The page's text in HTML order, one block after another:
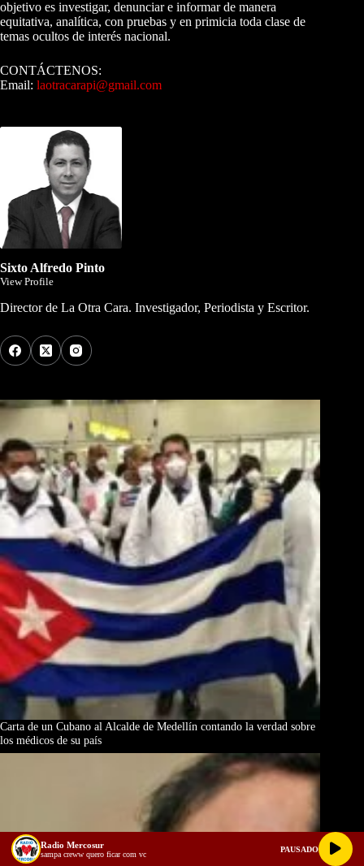
objetivo es investigar, denunciar e informar de manera
equitativa, analítica, con pruebas y en primicia toda clase de
temas ocultos de interés nacional.
CONTÁCTENOS:
Email: laotracarapi@gmail.com
Sixto Alfredo Pinto
View Profile
Director de La Otra Cara. Investigador, Periodista y Escritor.
Carta de un Cubano al Alcalde de Medellín contando la verdad sobre
los médicos de su país
Radio Mercosur
sampa creww quero ficar com vc
PAUSADO